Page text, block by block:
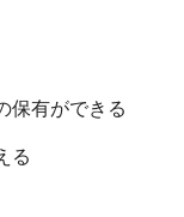
保有ができる
る